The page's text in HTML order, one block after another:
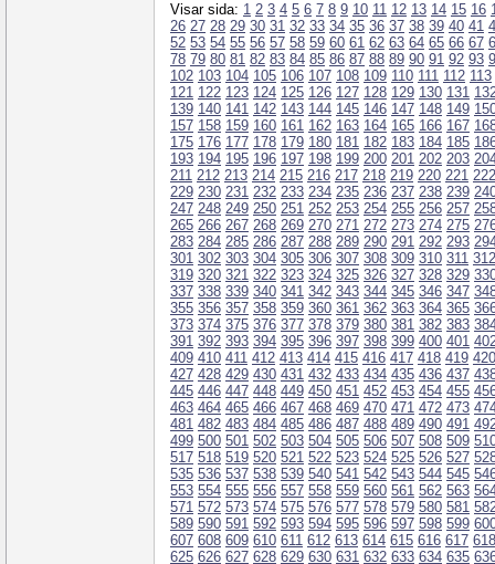
Visar sida: 1 2 3 4 5 6 7 8 9 10 11 12 13 14 15 16
26 27 28 29 30 31 32 33 34 35 36 37 38 39 40 41
52 53 54 55 56 57 58 59 60 61 62 63 64 65 66 67
78 79 80 81 82 83 84 85 86 87 88 89 90 91 92 93
102 103 104 105 106 107 108 109 110 111 112 113
121 122 123 124 125 126 127 128 129 130 131
139 140 141 142 143 144 145 146 147 148 149
157 158 159 160 161 162 163 164 165 166 167
175 176 177 178 179 180 181 182 183 184 185
193 194 195 196 197 198 199 200 201 202 203
211 212 213 214 215 216 217 218 219 220 221 222
229 230 231 232 233 234 235 236 237 238 239
247 248 249 250 251 252 253 254 255 256 257
265 266 267 268 269 270 271 272 273 274 275
283 284 285 286 287 288 289 290 291 292 293
301 302 303 304 305 306 307 308 309 310 311 312
319 320 321 322 323 324 325 326 327 328 329
337 338 339 340 341 342 343 344 345 346 347
355 356 357 358 359 360 361 362 363 364 365
373 374 375 376 377 378 379 380 381 382 383
391 392 393 394 395 396 397 398 399 400 401
409 410 411 412 413 414 415 416 417 418 419 420
427 428 429 430 431 432 433 434 435 436 437
445 446 447 448 449 450 451 452 453 454 455
463 464 465 466 467 468 469 470 471 472 473
481 482 483 484 485 486 487 488 489 490 491
499 500 501 502 503 504 505 506 507 508 509
517 518 519 520 521 522 523 524 525 526 527
535 536 537 538 539 540 541 542 543 544 545
553 554 555 556 557 558 559 560 561 562 563
571 572 573 574 575 576 577 578 579 580 581
589 590 591 592 593 594 595 596 597 598 599
607 608 609 610 611 612 613 614 615 616 617 618
625 626 627 628 629 630 631 632 633 634 635